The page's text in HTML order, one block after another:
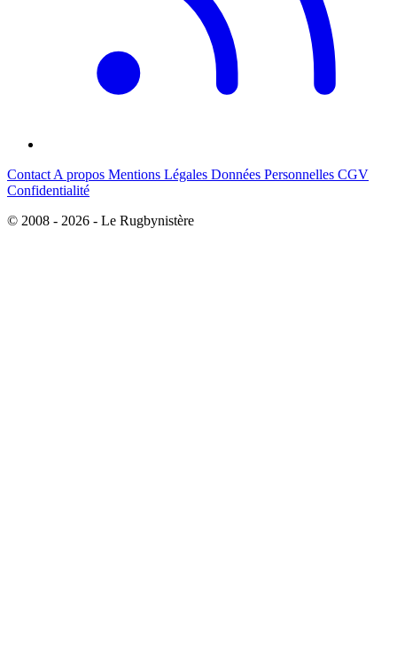
Contact A propos Mentions Légales Données Personnelles CGV
Confidentialité
© 2008 - 2026 - Le Rugbynistère